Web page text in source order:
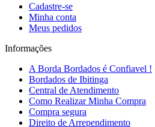
Cadastre-se
Minha conta
Meus pedidos
Informações
A Borda Bordados é Confiavel !
Bordados de Ibitinga
Central de Atendimento
Como Realizar Minha Compra
Compra segura
Direito de Arrependimento